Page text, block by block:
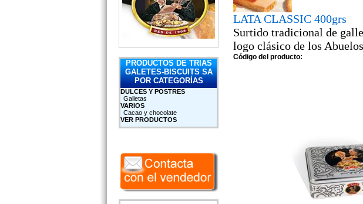
PRODUCTOS DE TRIAS
GALETES-BISCUITS SA
POR CATEGORÍAS
DULCES Y POSTRES
Galletas
VARIOS
Cacao y chocolate
VER PRODUCTOS
LATA CLASSIC 400grs
Surtido tradicional de
logo clásico de los
Código del producto: